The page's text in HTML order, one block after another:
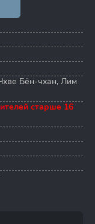
Бён-чхан, Лим
старше 16